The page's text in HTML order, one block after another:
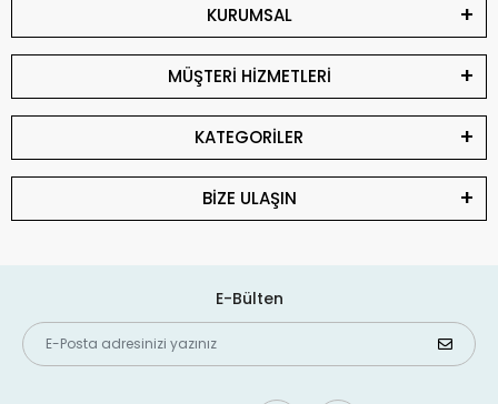
KURUMSAL
MÜŞTERİ HİZMETLERİ
KATEGORİLER
BİZE ULAŞIN
E-Bülten